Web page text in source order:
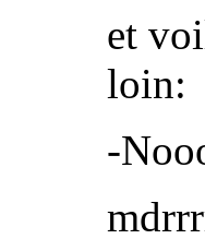
et
loin:
-